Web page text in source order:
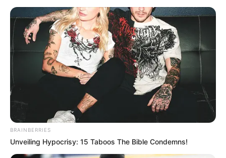
BRAINBERRIES
Unveiling Hypocrisy: 15 Taboos The Bible Condemns!